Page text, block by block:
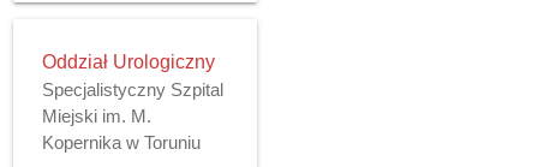
Oddział Urologiczny
Specjalistyczny Szpital
Miejski im. M.
Kopernika w Toruniu